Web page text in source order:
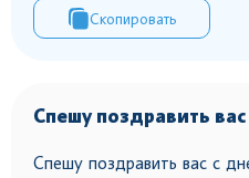
Скопировать
Спешу поздравить
Спешу поздравить вас с